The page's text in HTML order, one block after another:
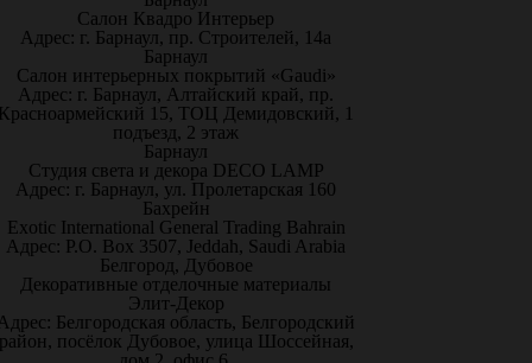
Салон Квадро Интерьер
Адрес: г. Барнаул, пр. Строителей, 14а
Барнаул
Салон интерьерных покрытий «Gaudi»
Адрес: г. Барнаул, Алтайский край, пр.
15, ТОЦ Демидовский, 1
подъезд, 2 этаж
Барнаул
Студия света и декора DECO LAMP
Адрес: г. Барнаул, ул. Пролетарская 160
Бахрейн
Exotic International General Trading Bahrain
Адрес: P.O. Box 3507, Jeddah, Saudi Arabia
Белгород, Дубовое
Декоративные отделочные материалы
Элит-Декор
Белгородская область, Белгородский
посёлок Дубовое, улица Шоссейная,